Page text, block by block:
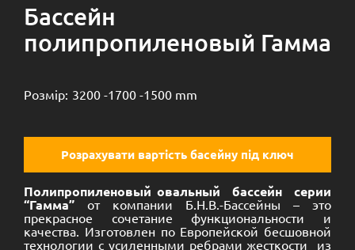
Бассейн
полипропиленовый Гамма
Розмір: 3200 -1700 -1500 mm
Розрахувати вартість басейну під ключ
Полипропиленовый овальный бассейн серии
“Гамма” от компании Б.Н.В.-Бассейны – это
прекрасное сочетание функциональности и
качества. Изготовлен по Европейской бесшовной
технологии с усиленными ребрами жесткости из